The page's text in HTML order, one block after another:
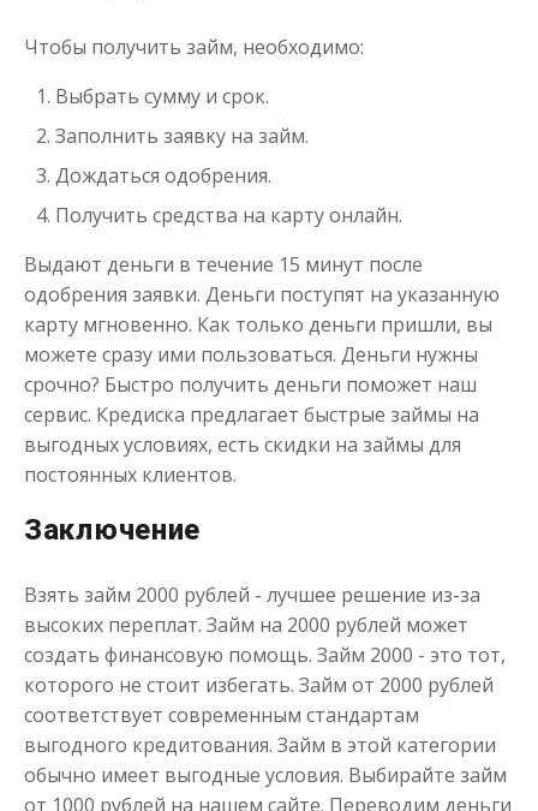
Чтобы получить займ, необходимо:
Выбрать сумму и срок.
Заполнить заявку на займ.
Дождаться одобрения.
Получить средства на карту онлайн.
Выдают деньги в течение 15 минут после
одобрения заявки. Деньги поступят на указанную
карту мгновенно. Как только деньги пришли, вы
можете сразу ими пользоваться. Деньги нужны
срочно? Быстро получить деньги поможет наш
сервис. Кредиска предлагает быстрые займы на
выгодных условиях, есть скидки на займы для
постоянных клиентов.
Заключение
Взять займ 2000 рублей - лучшее решение из-за
высоких переплат. Займ на 2000 рублей может
создать финансовую помощь. Займ 2000 - это тот,
которого не стоит избегать. Займ от 2000 рублей
соответствует современным стандартам
выгодного кредитования. Займ в этой категории
обычно имеет выгодные условия. Выбирайте займ
от 1000 рублей на нашем сайте. Переводим деньги